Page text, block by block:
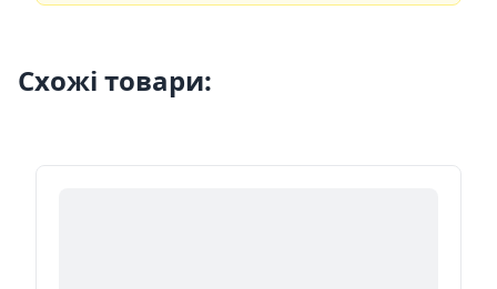
Схожі товари: